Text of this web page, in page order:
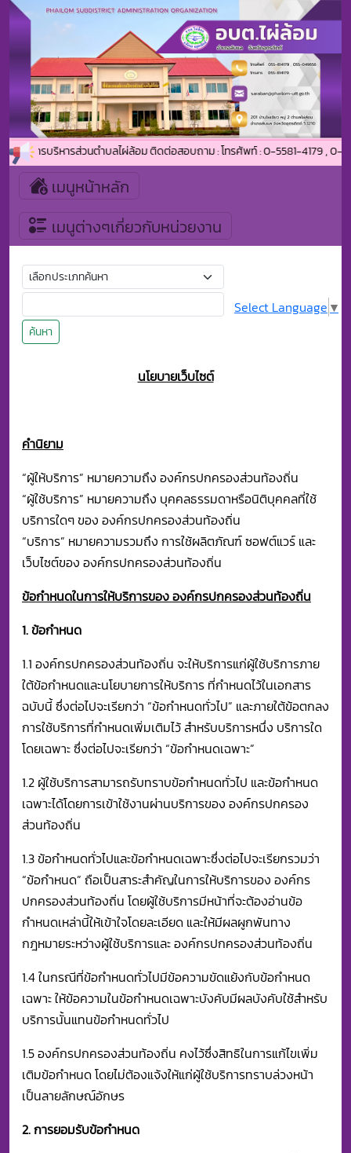
ารบริหารส่วนตำบลไผ่ล้อม ติดต่อสอบถาม : โทรศัพท์ : 0-5581-4179 , 0-5504-
เมนูหน้าหลัก
เมนูต่างๆเกี่ยวกับหน่วยงาน
ค้นหา
Select Language ▼
นโยบายเว็บไซต์
คำนิยาม
“ผู้ให้บริการ” หมายความถึง องค์กรปกครองส่วนท้องถิ่น
“ผู้ใช้บริการ” หมายความถึง บุคคลธรรมดาหรือนิติบุคคลที่ใช้
บริการใดๆ ของ องค์กรปกครองส่วนท้องถิ่น
“บริการ” หมายความรวมถึง การใช้ผลิตภัณฑ์ ซอฟต์แวร์ และ
เว็บไซต์ของ องค์กรปกครองส่วนท้องถิ่น
ข้อกำหนดในการให้บริการของ องค์กรปกครองส่วนท้องถิ่น
1. ข้อกำหนด
1.1 องค์กรปกครองส่วนท้องถิ่น จะให้บริการแก่ผู้ใช้บริการภาย
ใต้ข้อกำหนดและนโยบายการให้บริการ ที่กำหนดไว้ในเอกสาร
ฉบับนี้ ซึ่งต่อไปจะเรียกว่า “ข้อกำหนดทั่วไป” และภายใต้ข้อตกลง
การใช้บริการที่กำหนดเพิ่มเติมไว้ สำหรับบริการหนึ่ง บริการใด
โดยเฉพาะ ซึ่งต่อไปจะเรียกว่า “ข้อกำหนดเฉพาะ”
1.2 ผู้ใช้บริการสามารถรับทราบข้อกำหนดทั่วไป และข้อกำหนด
เฉพาะได้โดยการเข้าใช้งานผ่านบริการของ องค์กรปกครอง
ส่วนท้องถิ่น
1.3 ข้อกำหนดทั่วไปและข้อกำหนดเฉพาะซึ่งต่อไปจะเรียกรวมว่า
“ข้อกำหนด” ถือเป็นสาระสำคัญในการให้บริการของ องค์กร
ปกครองส่วนท้องถิ่น โดยผู้ใช้บริการมีหน้าที่จะต้องอ่านข้อ
กำหนดเหล่านี้ให้เข้าใจโดยละเอียด และให้มีผลผูกพันทาง
กฎหมายระหว่างผู้ใช้บริการและ องค์กรปกครองส่วนท้องถิ่น
1.4 ในกรณีที่ข้อกำหนดทั่วไปมีข้อความขัดแย้งกับข้อกำหนด
เฉพาะ ให้ข้อความในข้อกำหนดเฉพาะบังคับมีผลบังคับใช้สำหรับ
บริการนั้นแทนข้อกำหนดทั่วไป
1.5 องค์กรปกครองส่วนท้องถิ่น คงไว้ซึ่งสิทธิในการแก้ไขเพิ่ม
เติมข้อกำหนด โดยไม่ต้องแจ้งให้แก่ผู้ใช้บริการทราบล่วงหน้า
เป็นลายลักษณ์อักษร
2. การยอมรับข้อกำหนด